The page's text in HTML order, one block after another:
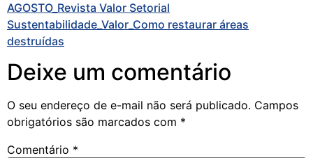
AGOSTO_Revista Valor Setorial
Sustentabilidade_Valor_Como restaurar áreas
destruídas
Deixe um comentário
O seu endereço de e-mail não será publicado. Campos
obrigatórios são marcados com *
Comentário *